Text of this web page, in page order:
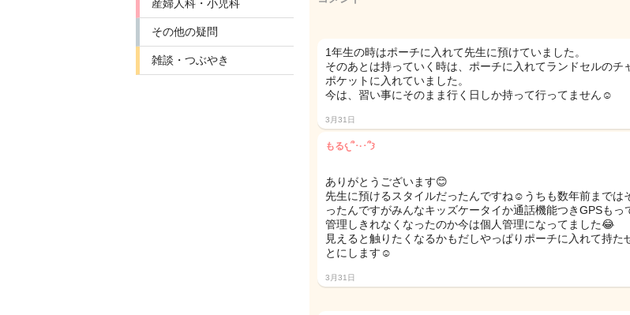
産婦人科・小児科
その他の疑問
雑談・つぶやき
1年生の時はポーチに入れて先生に預けていました。
そのあとは持っていく時は、ポーチに入れてランドセルのチ
ポケットに入れていました。
今は、習い事にそのまま行く日しか持って行ってません☺️
3月31日
もる𐔌՞･·･՞𐦯
ありがとうございます😊
先生に預けるスタイルだったんですね☺️うちも数年前までは
ったんですがみんなキッズケータイか通話機能つきGPSもっ
管理しきれなくなったのか今は個人管理になってました😂
見えると触りたくなるかもだしやっぱりポーチに入れて持た
とにします☺️
3月31日